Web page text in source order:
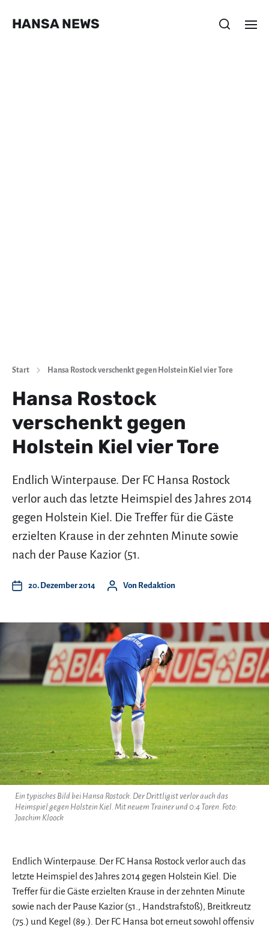
HANSA NEWS
Start Hansa Rostock verschenkt gegen Holstein Kiel vier Tore
Hansa Rostock
verschenkt gegen
Holstein Kiel vier Tore
Endlich Winterpause. Der FC Hansa Rostock
verlor auch das letzte Heimspiel des Jahres 2014
gegen Holstein Kiel. Die Treffer für die Gäste
erzielten Krause in der zehnten Minute sowie
nach der Pause Kazior (51.
20. Dezember 2014 Von Redaktion
Ein typisches Bild bei Hansa Rostock. Der Drittligist verlor auch das
Heimspiel gegen Holstein Kiel. Mit neuem Trainer und 0:4 Toren. Foto:
Joachim Kloock
Endlich Winterpause. Der FC Hansa Rostock verlor auch das
letzte Heimspiel des Jahres 2014 gegen Holstein Kiel. Die
Treffer für die Gäste erzielten Krause in der zehnten Minute
sowie nach der Pause Kazior (51., Handstrafstoß), Breitkreutz
(75.) und Kegel (89.). Der FC Hansa bot erneut sowohl offensiv